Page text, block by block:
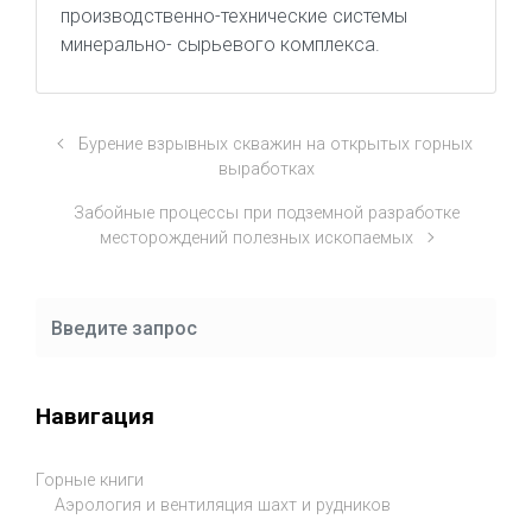
производственно-технические системы
минерально- сырьевого комплекса.
Бурение взрывных скважин на открытых горных
выработках
Забойные процессы при подземной разработке
месторождений полезных ископаемых
Навигация
Горные книги
Аэрология и вентиляция шахт и рудников